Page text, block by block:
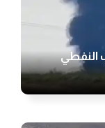
النفطي